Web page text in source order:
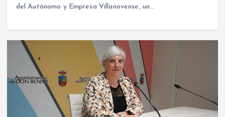
del Autónomo y Empresa Villanovense, un…